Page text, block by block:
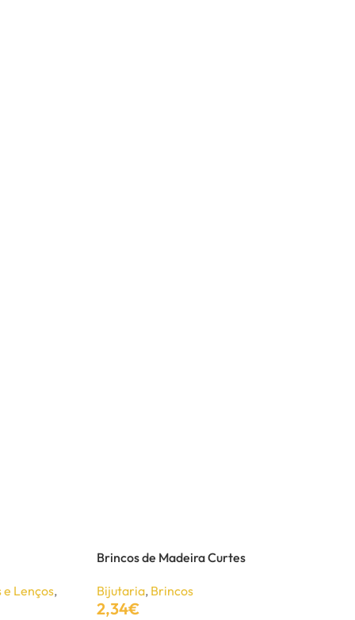
e Lenços,
Brincos de Madeira Curtes
Bijutaria, Brincos
2,34€